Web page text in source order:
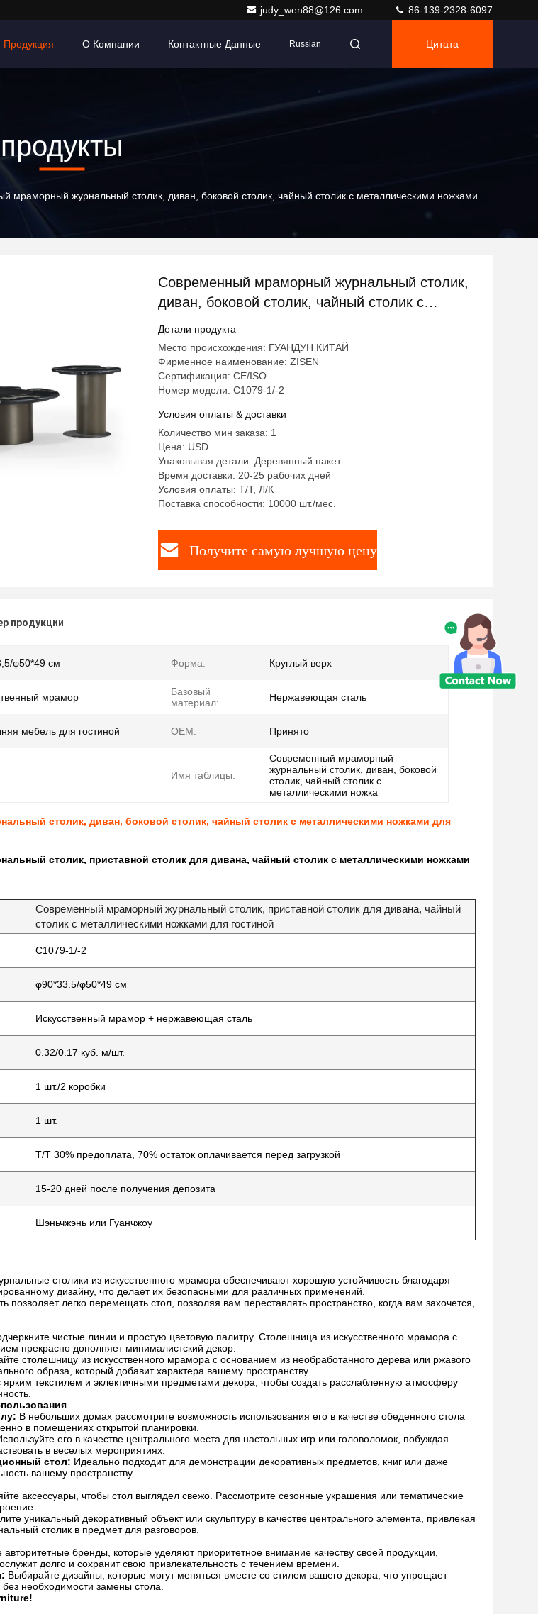
judy_wen88@126.com 86-139-2328-6097
Продукция О Компании Контактные Данные Russian Цитата
продукты
мраморный журнальный столик, диван, боковой столик, чайный столик с металлическими ножками
Современный мраморный журнальный столик,
диван, боковой столик, чайный столик с
металлическими ножками для мебели для
гостиной
Детали продукта
Место происхождения: ГУАНДУН КИТАЙ
Фирменное наименование: ZISEN
Сертификация: CE/ISO
Номер модели: C1079-1/-2
Условия оплаты & доставки
Количество мин заказа: 1
Цена: USD
Упаковывая детали: Деревянный пакет
Время доставки: 20-25 рабочих дней
Условия оплаты: Т/Т, Л/К
Поставка способности: 10000 шт./мес.
Получите самую лучшую цену
продукции
φ50*49 см Форма: Круглый верх
мрамор
Базовый
материал:
Нержавеющая сталь
мебель для гостиной OEM: Принято
Имя таблицы:
Современный мраморный
журнальный столик, диван, боковой
столик, чайный столик с
металлическими ножка
столик, диван, боковой столик, чайный столик с металлическими ножками для
столик, приставной столик для дивана, чайный столик с металлическими ножками
Современный мраморный журнальный столик, приставной столик для дивана, чайный
столик с металлическими ножками для гостиной
C1079-1/-2
φ90*33.5/φ50*49 см
Искусственный мрамор + нержавеющая сталь
0.32/0.17 куб. м/шт.
1 шт./2 коробки
1 шт.
T/T 30% предоплата, 70% остаток оплачивается перед загрузкой
15-20 дней после получения депозита
Шэньчжэнь или Гуанчжоу
столики из искусственного мрамора обеспечивают хорошую устойчивость благодаря
дизайну, что делает их безопасными для различных применений.
позволяет легко перемещать стол, позволяя вам переставлять пространство, когда вам захочется,
чистые линии и простую цветовую палитру. Столешница из искусственного мрамора с
прекрасно дополняет минималистский декор.
столешницу из искусственного мрамора с основанием из необработанного дерева или ржавого
образа, который добавит характера вашему пространству.
текстилем и эклектичными предметами декора, чтобы создать расслабленную атмосферу
В небольших домах рассмотрите возможность использования его в качестве обеденного стола
в помещениях открытой планировки.
его в качестве центрального места для настольных игр или головоломок, побуждая
в веселых мероприятиях.
стол: Идеально подходит для демонстрации декоративных предметов, книг или даже
вашему пространству.
аксессуары, чтобы стол выглядел свежо. Рассмотрите сезонные украшения или тематические
уникальный декоративный объект или скульптуру в качестве центрального элемента, привлекая
столик в предмет для разговоров.
бренды, которые уделяют приоритетное внимание качеству своей продукции,
долго и сохранит свою привлекательность с течением времени.
Выбирайте дизайны, которые могут меняться вместе со стилем вашего декора, что упрощает
необходимости замены стола.